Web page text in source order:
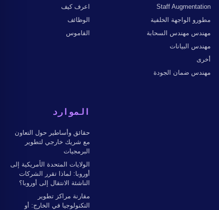
اعرف كيف
الوظائف
القاموس
Staff Augmentation
مطورو الواجهة الخلفية
مهندس مهندس السحابة
مهندس البيانات
أخرى
مهندس ضمان الجودة
الموارد
حقائق وأساطير حول التعاون
مع شريك خارجي لتطوير
البرمجيات
الولايات المتحدة الأمريكية إلى
أوروبا: لماذا تقرر الشركات
الناشئة الانتقال إلى أوروبا؟
مقارنة مراكز تطوير
التكنولوجيا في الخارج: أو